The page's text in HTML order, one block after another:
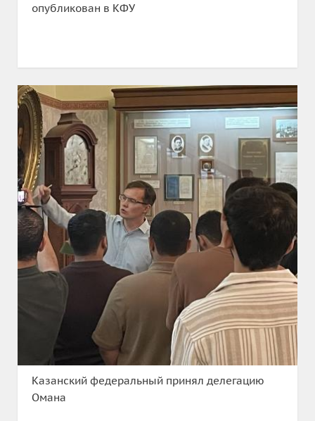
опубликован в КФУ
Казанский федеральный принял делегацию
Омана